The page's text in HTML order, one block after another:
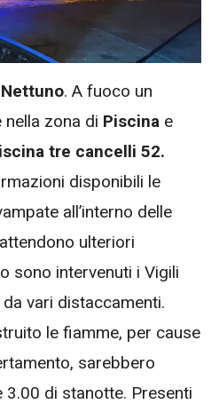
Nettuno. A fuoco un
zona di Piscina e
tre cancelli 52.
disponibili le
all’interno delle
ulteriori
sono intervenuti i Vigili
vari distaccamenti.
le fiamme, per cause
sarebbero
3.00 di stanotte. Presenti